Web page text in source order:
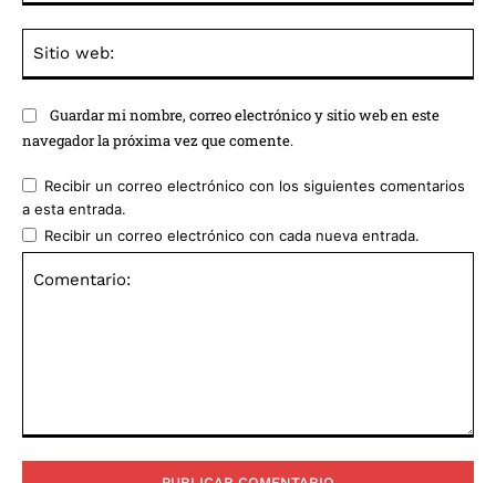
Guardar mi nombre, correo electrónico y sitio web en este
navegador la próxima vez que comente.
Recibir un correo electrónico con los siguientes comentarios
a esta entrada.
Recibir un correo electrónico con cada nueva entrada.